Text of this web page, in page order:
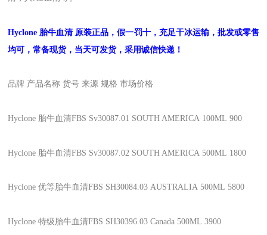
Hyclone 胎牛血清原装正品，假一罚十，充足干冰运输，批发或零售
均可，常备现货，当天可发货，采用诚信快递！
品牌 产品名称 货号 来源 规格 市场价格
Hyclone 胎牛血清FBS Sv30087.01 SOUTH AMERICA 100ML 900
Hyclone 胎牛血清FBS Sv30087.02 SOUTH AMERICA 500ML 1800
Hyclone 优等胎牛血清FBS SH30084.03 AUSTRALIA 500ML 5800
Hyclone 特级胎牛血清FBS SH30396.03 Canada 500ML 3900